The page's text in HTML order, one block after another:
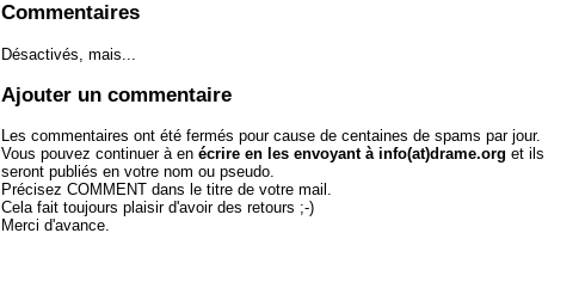
Commentaires
Désactivés, mais...
Ajouter un commentaire
Les commentaires ont été fermés pour cause de centaines de spams par jour.
Vous pouvez continuer à en écrire en les envoyant à info(at)drame.org et ils
seront publiés en votre nom ou pseudo.
Précisez COMMENT dans le titre de votre mail.
Cela fait toujours plaisir d'avoir des retours ;-)
Merci d'avance.